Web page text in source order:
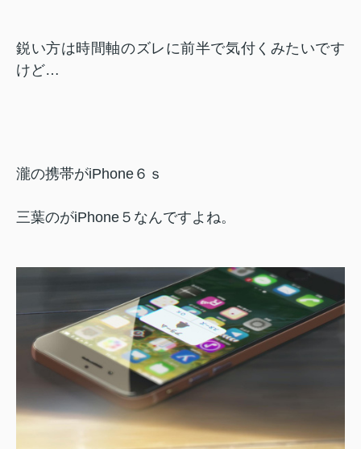
鋭い方は時間軸のズレに前半で気付くみたいです
けど…
瀧の携帯がiPhone６ｓ
三葉のがiPhone５なんですよね。